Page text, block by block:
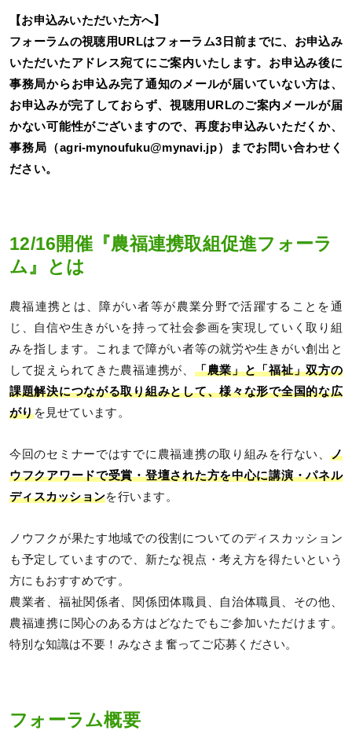
【お申込みいただいた方へ】
フォーラムの視聴用URLはフォーラム3日前までに、お申込み
いただいたアドレス宛てにご案内いたします。お申込み後に
事務局からお申込み完了通知のメールが届いていない方は、
お申込みが完了しておらず、視聴用URLのご案内メールが届
かない可能性がございますので、再度お申込みいただくか、
事務局（agri-mynoufuku@mynavi.jp）までお問い合わせく
ださい。
12/16開催『農福連携取組促進フォーラ
ム』とは
農福連携とは、障がい者等が農業分野で活躍することを通
じ、自信や生きがいを持って社会参画を実現していく取り組
みを指します。これまで障がい者等の就労や生きがい創出と
して捉えられてきた農福連携が、 「農業」と「福祉」双方の
課題解決につながる取り組みとして、様々な形で全国的な広
がりを見せています。
今回のセミナーではすでに農福連携の取り組みを行ない、 ノ
ウフクアワードで受賞・登壇された方を中心に講演・パネル
ディスカッションを行います。
ノウフクが果たす地域での役割についてのディスカッション
も予定していますので、新たな視点・考え方を得たいという
方にもおすすめです。
農業者、福祉関係者、関係団体職員、自治体職員、その他、
農福連携に関心のある方はどなたでもご参加いただけます。
特別な知識は不要！みなさま奮ってご応募ください。
フォーラム概要